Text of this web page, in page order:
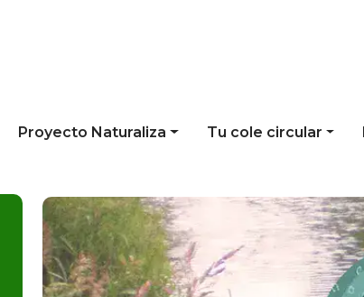
Proyecto Naturaliza Tu cole circular